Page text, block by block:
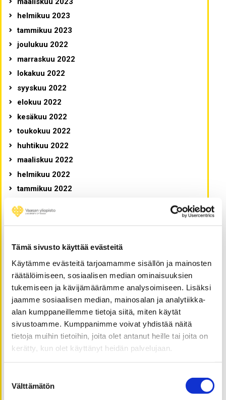
Tämä sivusto käyttää evästeitä
Käytämme evästeitä tarjoamamme sisällön ja mainosten
räätälöimiseen, sosiaalisen median ominaisuuksien
tukemiseen ja kävijämäärämme analysoimiseen. Lisäksi
jaamme sosiaalisen median, mainosalan ja analytiikka-
alan kumppaneillemme tietoja siitä, miten käytät
sivustoamme. Kumppanimme voivat yhdistää näitä
tietoja muihin tietoihin, joita olet antanut heille tai joita on
kerätty, kun olet käyttänyt heidän palvelujaan.
valinta
Välttämätön
helmikuu 2023
tammikuu 2023
joulukuu 2022
marraskuu 2022
lokakuu 2022
syyskuu 2022
elokuu 2022
kesäkuu 2022
toukokuu 2022
huhtikuu 2022
maaliskuu 2022
helmikuu 2022
tammikuu 2022
joulukuu 2021
marraskuu 2021
syyskuu 2021
elokuu 2021
kesäkuu 2021
toukokuu 2021
huhtikuu 2021
maaliskuu 2021
helmikuu 2021
tammikuu 2021
joulukuu 2020
lokakuu 2020